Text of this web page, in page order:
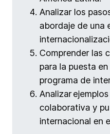
Analizar los
abordaje de una
Comprender las
para la puesta
programa de
Analizar
colaborativa y
internacional en